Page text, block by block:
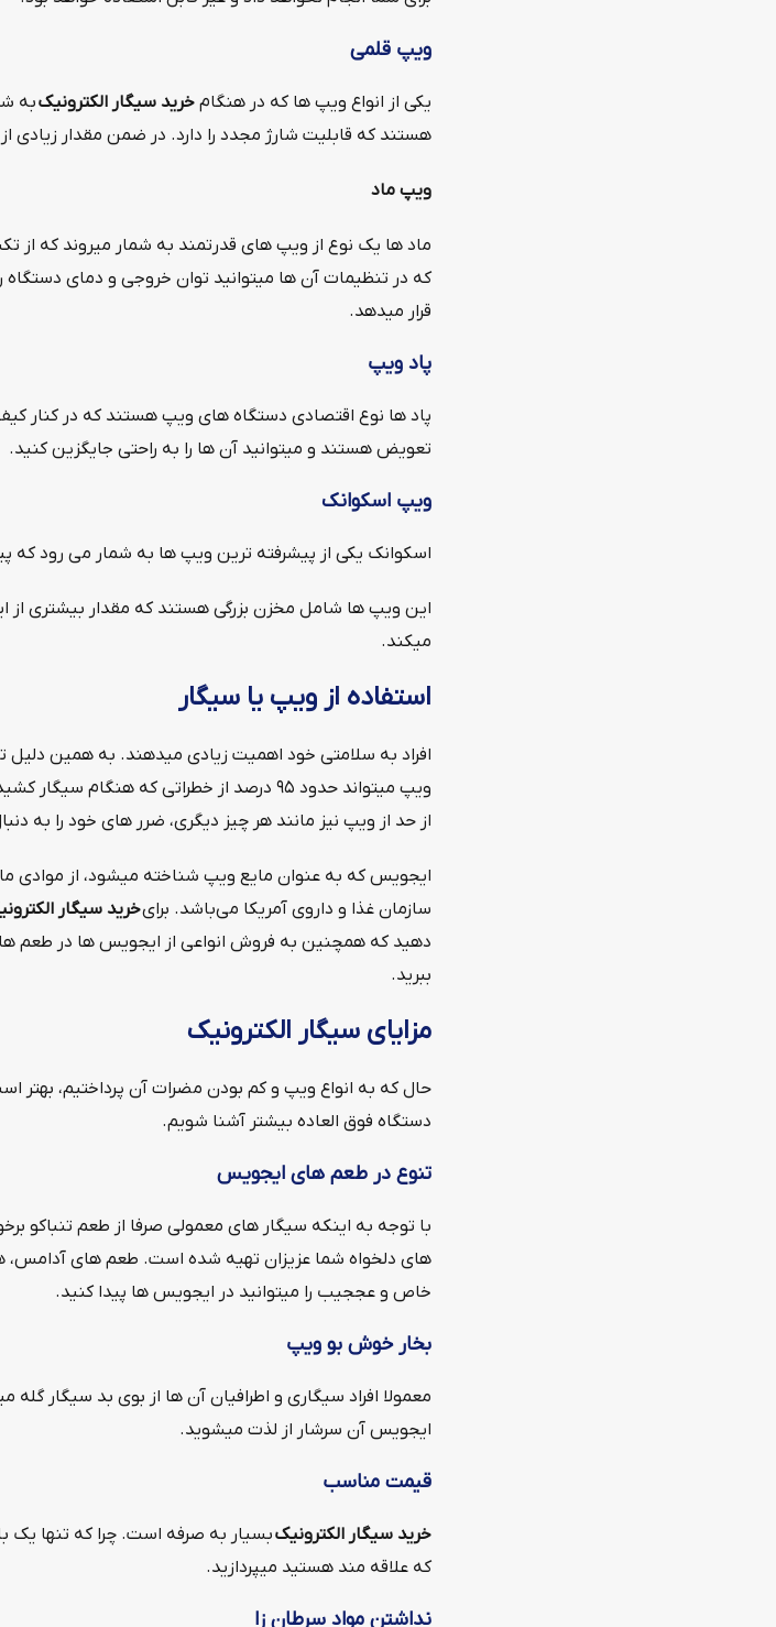
ویپ قلمی
یکی از انواع ویپ ها که در هنگام خرید سیگار الکترونیکبه
هستند که قابلیت شارژ مجدد را دارد. در ضمن مقدار زیادی
ویپ ماد
ماد ها یک نوع از ویپ های قدرتمند به شمار میروند که از
که در تنظیمات آن ها میتوانید توان خروجی و دمای دستگاه
قرار میدهد.
پاد ویپ
پاد ها نوع اقتصادی دستگاه های ویپ هستند که در کنار
تعویض هستند و میتوانید آن ها را به راحتی جایگزین کنید.
ویپ اسکوانک
اسکوانک یکی از پیشرفته‌ ترین ویپ ها به شمار می رود که
این ویپ ها شامل مخزن بزرگی هستند که مقدار بیشتری از
میکند.
استفاده از ویپ یا سیگار
افراد به سلامتی خود اهمیت زیادی میدهند. به همین
ویپ میتواند حدود ۹۵ درصد از خطراتی که
از حد از ویپ نیز مانند هر چیز دیگری، ضرر های خود را به
ایجویس که به عنوان مایع ویپ شناخته میشود، از موادی
سازمان غذا و داروی آمریکا می‌باشد. برایخرید سیگار
دهید که همچنین به فروش انواعی از ایجویس ها در طعم
ببرید.
مزایای سیگار الکترونیک
حال که به انواع ویپ و کم بودن مضرات آن پرداختیم، بهتر
دستگاه فوق العاده بیشتر آشنا شویم.
تنوع در طعم های ایجویس
با توجه به اینکه سیگار های معمولی صرفا از طعم تنباکو
های دلخواه شما عزیزان تهیه شده است. طعم های آدامس،
خاص و عججیب را میتوانید در ایجویس ها پیدا کنید.
بخار خوش بو ویپ
معمولا افراد سیگاری و اطرافیان آن ها از بوی بد سیگار
ایجویس آن سرشار از لذت میشوید.
قیمت مناسب
خرید سیگار الکترونیکبسیار به صرفه است. چرا که تنها یک
که علاقه مند هستید میپردازید.
نداشتن مواد سرطان زا